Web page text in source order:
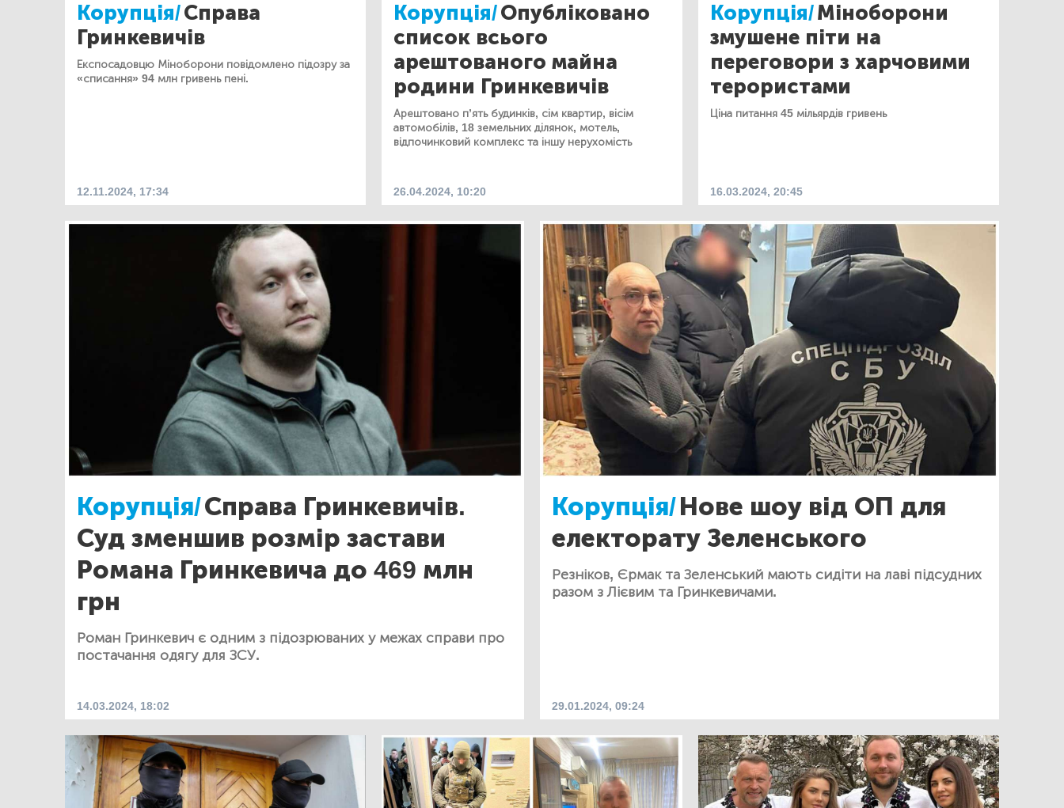
Корупція/Справа
Гринкевичів
Експосадовцю Міноборони повідомлено підозру за
«списання» 94 млн гривень пені.
12.11.2024, 17:34
Корупція/Опубліковано
список всього
арештованого майна
родини Гринкевичів
Арештовано п’ять будинків, сім квартир, вісім
автомобілів, 18 земельних ділянок, мотель,
відпочинковий комплекс та іншу нерухомість
26.04.2024, 10:20
Корупція/Міноборони
змушене піти на
переговори з харчовими
терористами
Ціна питання 45 мільярдів гривень
16.03.2024, 20:45
Корупція/Справа Гринкевичів.
Суд зменшив розмір застави
Романа Гринкевича до 469 млн
грн
Роман Гринкевич є одним з підозрюваних у межах справи про
постачання одягу для ЗСУ.
14.03.2024, 18:02
Корупція/Нове шоу від ОП для
електорату Зеленського
Резніков, Єрмак та Зеленський мають сидіти на лаві підсудних
разом з Лієвим та Гринкевичами.
29.01.2024, 09:24